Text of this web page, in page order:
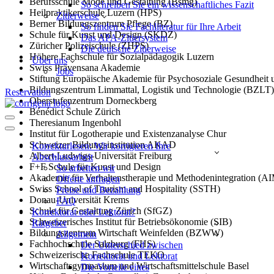
So schreiben Sie ein wissenschaftliches Fazit
Zitierweise
So finden Sie Fachliteratur für Ihre Arbeit
Das APA-Zitiersystem
Die deutsche Zitierweise
Über uns
Jobs
Reservation
Navigations-
Menü
Navigations-
Menü
Korrekturlesen: Wir korrigieren Ihre
Abschlussarbeit
So arbeiten wir
Offerte anfragen
Preise und Bezahlung
FAQ
Korrektorat oder Lektorat?
Ratgeber
Allgemein
Der Unterschied zwischen
Korrektorat und Lektorat
Die Vorteile eines
Heilpraktikerschule Luzern (HPS)
Berner Bildungszentrum Pflege (BZ)
Schule für Kunst und Design (SKDZ)
Züricher Polizeischule (ZHPS)
Höhere Fachschule für Sozialpädagogik Luzern
Swiss Prävensana Akademie
Stiftung Europäische Akademie für Psychosoziale Gesundheit
Bildungszentrum Limmattal, Logistik und Technologie (BZLT)
Oberstufenzentrum Dorneckberg
Bénédict Schule Zürich
Theresianum Ingenbohl
Institut für Logotherapie und Existenzanalyse Chur
Schweizer Bildungsinstitution AKAD
Albert-Ludwigs-Universität Freiburg
F+F Schule für Kunst und Design
Akademie für Verhaltenstherapie und Methodenintegration
Swiss School of Tourism and Hospitality (SSTH)
Donau-Universität Krems
Schule für Gestaltung Zürich (SfGZ)
Schweizerisches Institut für Betriebsökonomie (SIB)
Bildungszentrum Wirtschaft Weinfelden (BZWW)
Fachhochschule Salzburg (FHS)
Schweizerische Fachschule TEKO
Wirtschaftsgymnasium und Wirtschaftsmittelschule Basel